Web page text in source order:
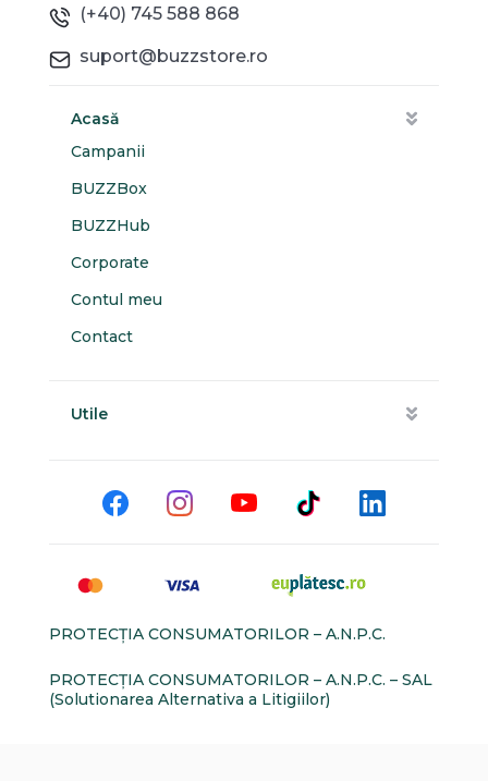
(+40) 745 588 868
suport@buzzstore.ro
Acasă
Campanii
BUZZBox
BUZZHub
Corporate
Contul meu
Contact
Utile
PROTECŢIA CONSUMATORILOR – A.N.P.C.
PROTECŢIA CONSUMATORILOR – A.N.P.C. – SAL
(Solutionarea Alternativa a Litigiilor)